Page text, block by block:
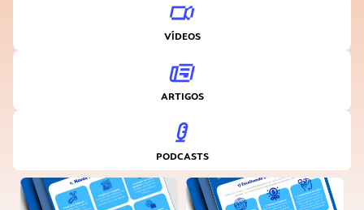
VÍDEOS
ARTIGOS
PODCASTS